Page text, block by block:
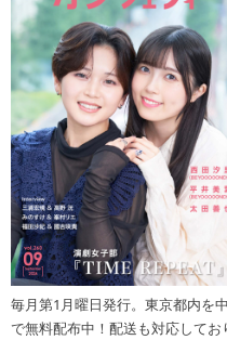
毎月第1月曜日発行。東京都内を
で無料配布中！配送も対応してお